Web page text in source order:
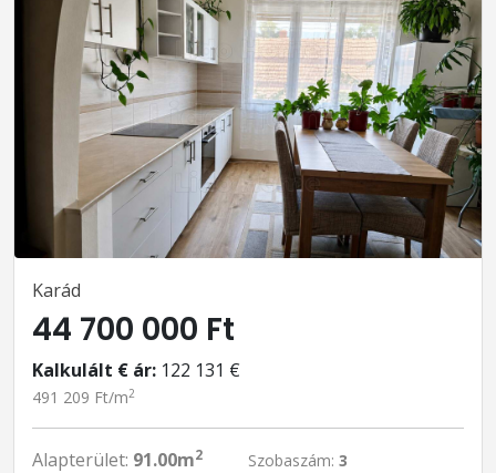
Karád
44 700 000 Ft
Kalkulált € ár: 122 131 €
491 209 Ft/m2
Alapterület: 91.00m2 Szobaszám: 3